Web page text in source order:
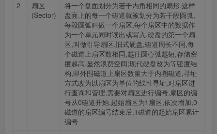
2
扇区
(Sector)
将一个盘面划分为若干内角相同的扇形,这样
盘面上的每一个磁道就被划分为若干段圆弧,
每段圆弧叫做一个扇区,每个扇区中的数据作
为一个单元同时读出或写入,硬盘的第一个扇
区,叫做引导扇区.旧式硬盘,磁道周长不同,每
个磁道上扇区数相同,越往圆心弧越短,存储密
度越高,显然浪费空间;现代硬盘改为等密度结
构,即外围磁道上扇区数量大于内圈磁道,寻址
方式改为以扇区为单位的线性寻址,对扇区进
行查询和管理,需要对扇区进行编号,扇区的编
号从0磁道开始,起始扇区为1扇区,依次增加,0
磁道的扇区编号结束后,1磁道的起始扇区累计
编号